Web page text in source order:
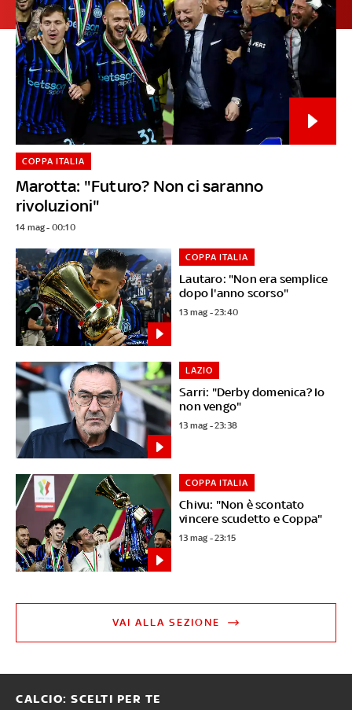
Marotta: "Futuro? Non ci saranno
rivoluzioni"
COPPA ITALIA
14 mag - 00:10
Lautaro: "Non era semplice
dopo l'anno scorso"
COPPA ITALIA
13 mag - 23:40
Sarri: "Derby domenica? Io
non vengo"
LAZIO
13 mag - 23:38
Chivu: "Non è scontato
vincere scudetto e Coppa"
COPPA ITALIA
13 mag - 23:15
VAI ALLA SEZIONE
CALCIO: SCELTI PER TE